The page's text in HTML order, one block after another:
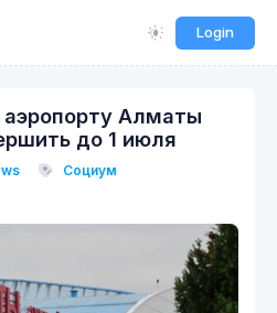
Login
аэропорту Алматы
до 1 июля
Социум